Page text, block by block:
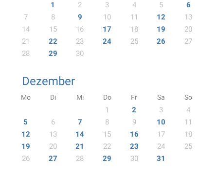
1 2 3 4 5
6
7
8 9 10 11 12
13
14
15 16 17 18 19
20
21
22 23 24 25 26
27
28
29 30
Dezember
Mo Di Mi Do Fr Sa So
1 2 3
4
5
6 7 8 9 10
11
12
13 14 15 16 17
18
19
20 21 22 23 24
25
26
27 28 29 30 31